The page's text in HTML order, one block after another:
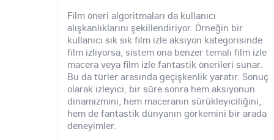
Film öneri algoritmaları da kullanıcı
alışkanlıklarını şekillendiriyor. Örneğin bir
kullanıcı sık sık film izle aksiyon kategorisinde
film izliyorsa, sistem ona benzer temalı film izle
macera veya film izle fantastik önerileri sunar.
Bu da türler arasında geçişkenlik yaratır. Sonuç
olarak izleyici, bir süre sonra hem aksiyonun
dinamizmini, hem maceranın sürükleyiciliğini,
hem de fantastik dünyanın görkemini bir arada
deneyimler.